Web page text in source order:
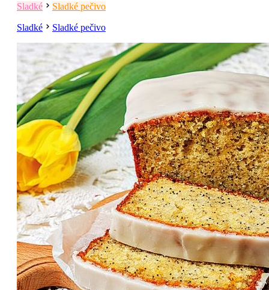
Sladké Sladké pečivo
Sladké Sladké pečivo